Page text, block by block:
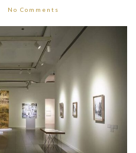
No Comments